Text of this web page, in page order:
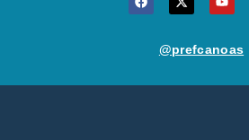
@prefcanoas